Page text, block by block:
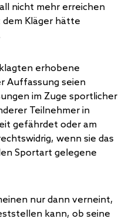
nicht mehr erreichen
Kläger hätte
erhobene
Auffassung seien
im Zuge sportlicher
Teilnehmer in
gefährdet oder am
wenn sie das
Sportart gelegene
nur dann verneint,
kann, ob seine